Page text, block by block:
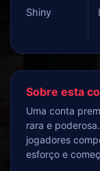
Shiny
Sobre esta
Uma conta
rara e
jogadores
esforço e